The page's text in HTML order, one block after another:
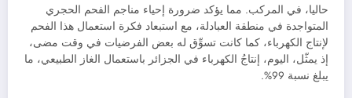
حاليا، في المركب. مما يؤكد ضرورة إحياء مناجم الفحم الحجري
المتواجدة في منطقة العبادلة، مع استبعاد فكرة استعمال هذا الفحم
لإنتاج الكهرباء، كما كانت تسوِّق له بعض الفرضيات في وقت مضى،
إذ يمثّل، اليوم، إنتاجُ الكهرباء في الجزائر باستعمال الغاز الطبيعي، ما
يبلغ نسبة 99%.